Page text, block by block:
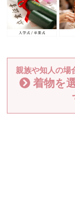
親族や知人の場
着物を